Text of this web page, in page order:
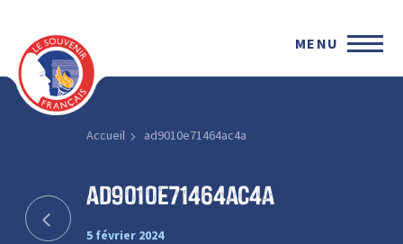
MENU
Accueil ad9010e71464ac4a
ad9010e71464ac4a
5 février 2024